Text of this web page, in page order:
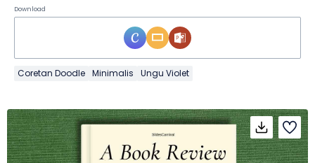
Download
Coretan Doodle Minimalis Ungu Violet